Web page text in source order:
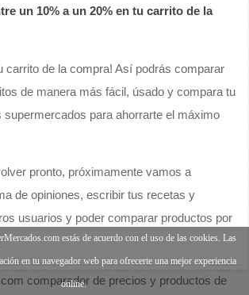
un 10% a un 20% en tu carrito de la
carrito de la compra! Así podrás comparar
de manera más fácil, úsado y compara tu
supermercados para ahorrarte el máximo
pronto, próximamente vamos a
de opiniones, escribir tus recetas y
usuarios y poder comparar productos por
comparador de precios y productos de
estás de acuerdo con el uso de las cookies. Las
en tu navegador web para ofrecerte una mejor experiencia
online.